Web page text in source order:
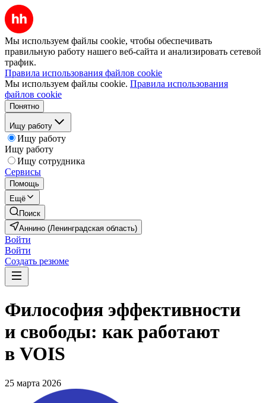
Мы используем файлы cookie, чтобы обеспечивать
правильную работу нашего веб-сайта и анализировать сетевой
трафик.
Правила использования файлов cookie
Мы используем файлы cookie. Правила использования
файлов cookie
Понятно
Ищу работу
Ищу работу
Ищу работу
Ищу сотрудника
Сервисы
Помощь
Ещё
Поиск
Аннино (Ленинградская область)
Войти
Войти
Создать резюме
Философия эффективности
и свободы: как работают
в VOIS
25 марта 2026